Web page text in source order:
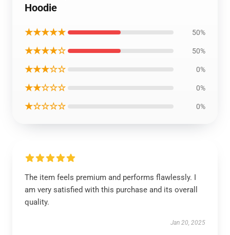
Hoodie
★★★★★ 50%
★★★★☆ 50%
★★★☆☆ 0%
★★☆☆☆ 0%
★☆☆☆☆ 0%
The item feels premium and performs flawlessly. I
am very satisfied with this purchase and its overall
quality.
Jan 20, 2025